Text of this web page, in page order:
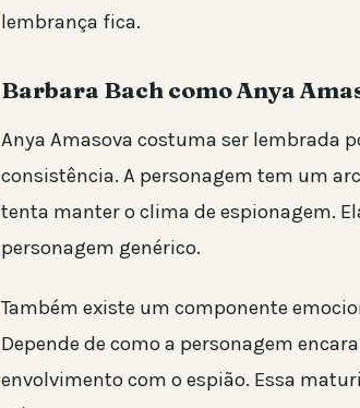
lembrança fica.
Barbara Bach como Anya
Anya Amasova costuma ser lembrada
consistência. A personagem tem um
tenta manter o clima de espionagem.
personagem genérico.
Também existe um componente
Depende de como a personagem
envolvimento com o espião. Essa